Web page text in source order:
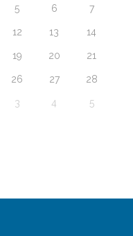
5 6 7
12 13 14
19 20 21
26 27 28
3 4 5